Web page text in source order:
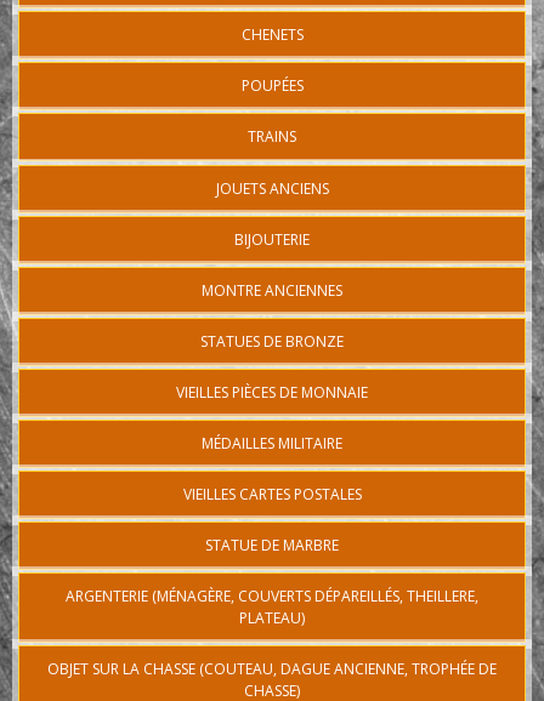
CHENETS
POUPÉES
TRAINS
JOUETS ANCIENS
BIJOUTERIE
MONTRE ANCIENNES
STATUES DE BRONZE
VIEILLES PIÈCES DE MONNAIE
MÉDAILLES MILITAIRE
VIEILLES CARTES POSTALES
STATUE DE MARBRE
ARGENTERIE (MÉNAGÈRE, COUVERTS DÉPAREILLÉS, THEILLERE,
PLATEAU)
OBJET SUR LA CHASSE (COUTEAU, DAGUE ANCIENNE, TROPHÉE DE
CHASSE)